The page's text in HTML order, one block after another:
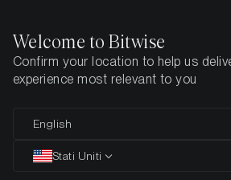
Pagina iniziale Imparare Guida alle
Welcome to Bitwise
Confirm your location to help us
experience most relevant to you
English
Stati Uniti